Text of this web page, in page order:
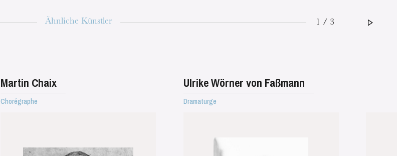
Ähnliche Künstler 1 / 3
Martin Chaix
Chorégraphe
Ulrike Wörner von Faßmann
Dramaturge